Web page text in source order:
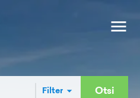
Filter Otsi